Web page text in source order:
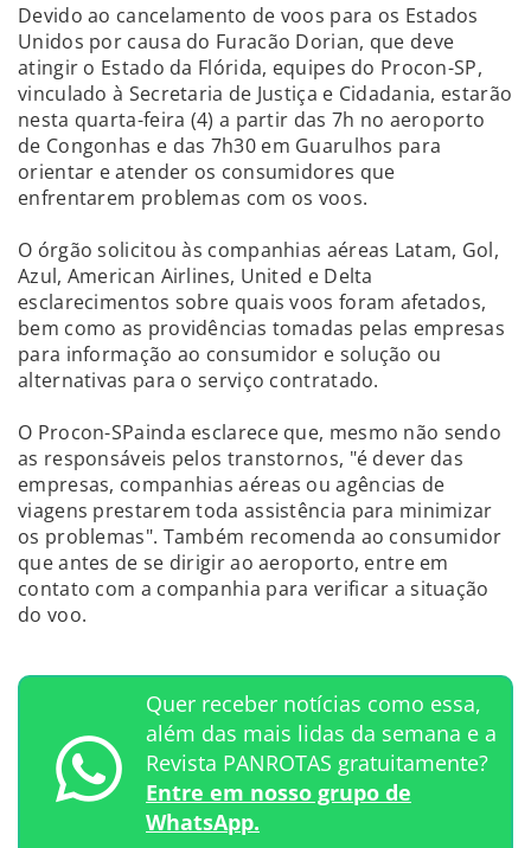
Devido ao cancelamento de voos para os Estados
Unidos por causa do Furacão Dorian, que deve
atingir o Estado da Flórida, equipes do Procon-SP,
vinculado à Secretaria de Justiça e Cidadania, estarão
nesta quarta-feira (4) a partir das 7h no aeroporto
de Congonhas e das 7h30 em Guarulhos para
orientar e atender os consumidores que
enfrentarem problemas com os voos.
O órgão solicitou às companhias aéreas Latam, Gol,
Azul, American Airlines, United e Delta
esclarecimentos sobre quais voos foram afetados,
bem como as providências tomadas pelas empresas
para informação ao consumidor e solução ou
alternativas para o serviço contratado.
O Procon-SPainda esclarece que, mesmo não sendo
as responsáveis pelos transtornos, "é dever das
empresas, companhias aéreas ou agências de
viagens prestarem toda assistência para minimizar
os problemas". Também recomenda ao consumidor
que antes de se dirigir ao aeroporto, entre em
contato com a companhia para verificar a situação
do voo.
Quer receber notícias como essa,
além das mais lidas da semana e a
Revista PANROTAS gratuitamente?
Entre em nosso grupo de
WhatsApp.